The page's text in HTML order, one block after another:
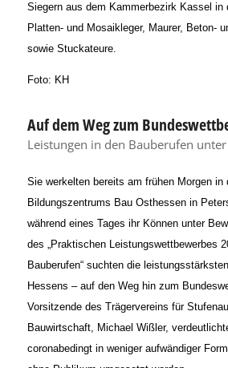
Siegern aus dem Kammerbezirk Kassel in
Platten- und Mosaikleger, Maurer, Beton-
sowie Stuckateure.
Foto: KH
Auf dem Weg zum
Leistungen in den Bauberufen
Sie werkelten bereits am frühen Morgen in
Bildungszentrums Bau Osthessen in
während eines Tages ihr Können unter
des „Praktischen Leistungswettbewerbes
Bauberufen“ suchten die
Hessens – auf den Weg hin zum
Vorsitzende des Trägervereins für
Bauwirtschaft, Michael Wißler,
coronabedingt in weniger aufwändiger